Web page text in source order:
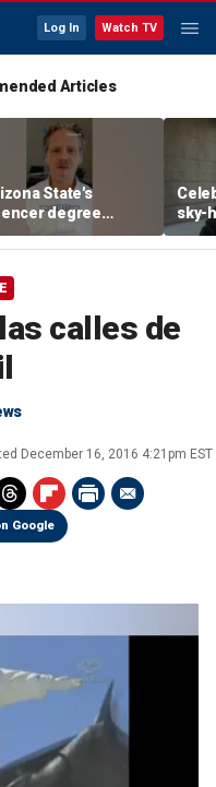
Log In Watch TV
Articles
State's
degree
to Gen Z?
sky-
calles de
December 16, 2016 4:21pm EST
Google